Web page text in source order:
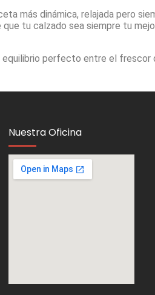
más dinámica, relajada pero
tu calzado sea siempre tu
equilibrio perfecto entre el frescor
Nuestra Oficina